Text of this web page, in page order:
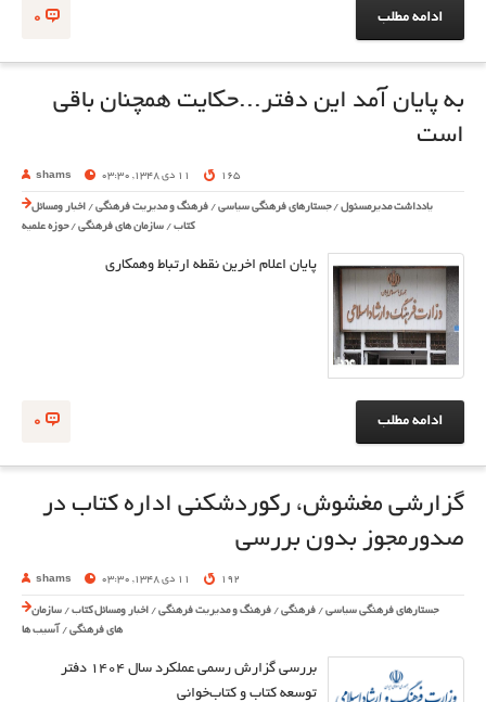
0 ادامه مطلب
به پایان آمد این دفتر...حکایت همچنان باقی
است
shams 11 دی 1348, 03:30 165
یادداشت مدیرمسئول /جستارهای فرهنگی سیاسی / فرهنگ و مدیریت فرهنگی / اخبار ومسائل
کتاب / سازمان های فرهنگی /حوزه علمیه
پایان اعلام اخرین نقطه ارتباط وهمکاری
0 ادامه مطلب
گزارشی مغشوش، رکوردشکنی اداره کتاب در
صدورمجوز بدون بررسی
shams 11 دی 1348, 03:30 192
جستارهای فرهنگی سیاسی / فرهنگی / فرهنگ و مدیریت فرهنگی / اخبار ومسائل کتاب / سازمان
های فرهنگی / آسیب ها
بررسی گزارش رسمی عملکرد سال ۱۴۰۴ دفتر
توسعه کتاب و کتاب‌خوانی